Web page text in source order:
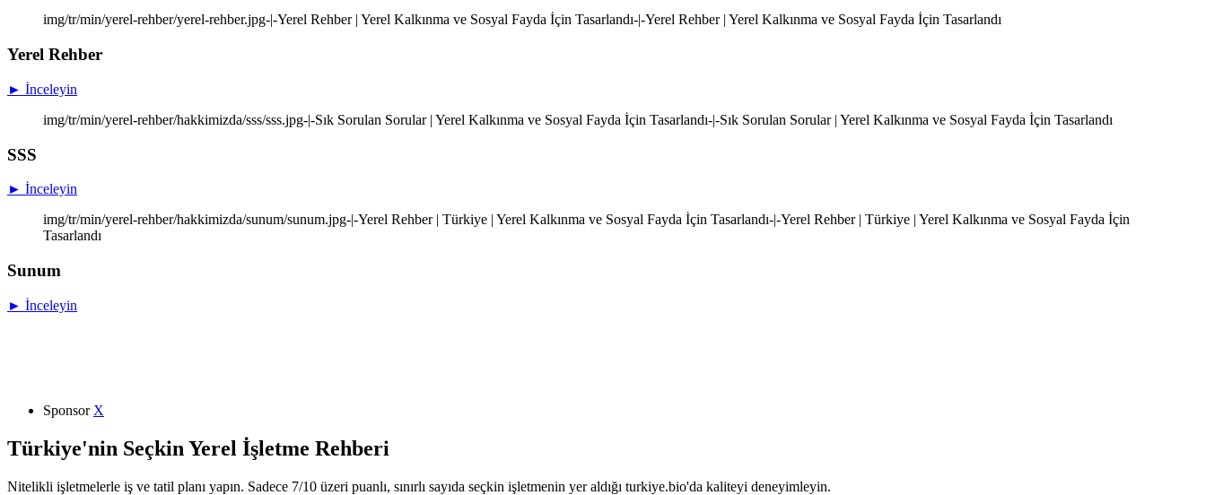
img/tr/min/yerel-rehber/yerel-rehber.jpg-|-Yerel Rehber | Yerel Kalkınma ve Sosyal Fayda İçin Tasarlandı-|-Yerel Rehber | Yerel Kalkınma ve Sosyal Fayda İçin Tasarlandı
Yerel Rehber
► İnceleyin
img/tr/min/yerel-rehber/hakkimizda/sss/sss.jpg-|-Sık Sorulan Sorular | Yerel Kalkınma ve Sosyal Fayda İçin Tasarlandı-|-Sık Sorulan Sorular | Yerel Kalkınma ve Sosyal Fayda İçin Tasarlandı
SSS
► İnceleyin
img/tr/min/yerel-rehber/hakkimizda/sunum/sunum.jpg-|-Yerel Rehber | Türkiye | Yerel Kalkınma ve Sosyal Fayda İçin Tasarlandı-|-Yerel Rehber | Türkiye | Yerel Kalkınma ve Sosyal Fayda İçin
Tasarlandı
Sunum
► İnceleyin
Sponsor X
Türkiye'nin Seçkin Yerel İşletme Rehberi
Nitelikli işletmelerle iş ve tatil planı yapın. Sadece 7/10 üzeri puanlı, sınırlı sayıda seçkin işletmenin yer aldığı turkiye.bio'da kaliteyi deneyimleyin.